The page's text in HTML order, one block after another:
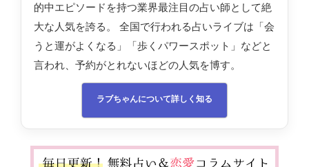
的中エピソードを持つ業界最注目の占い師として絶
大な人気を誇る。 全国で行われる占いライブは「会
うと運がよくなる」「歩くパワースポット」などと
言われ、予約がとれないほどの人気を博す。
ラブちゃんについて詳しく知る